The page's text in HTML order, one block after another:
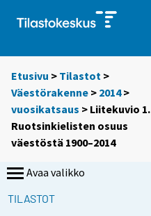
Etusivu > Tilastot >
Väestörakenne > 2014>
vuosikatsaus > Liitekuvio 1.
Ruotsinkielisten osuus
väestöstä 1900–2014
Avaa valikko
TILASTOT